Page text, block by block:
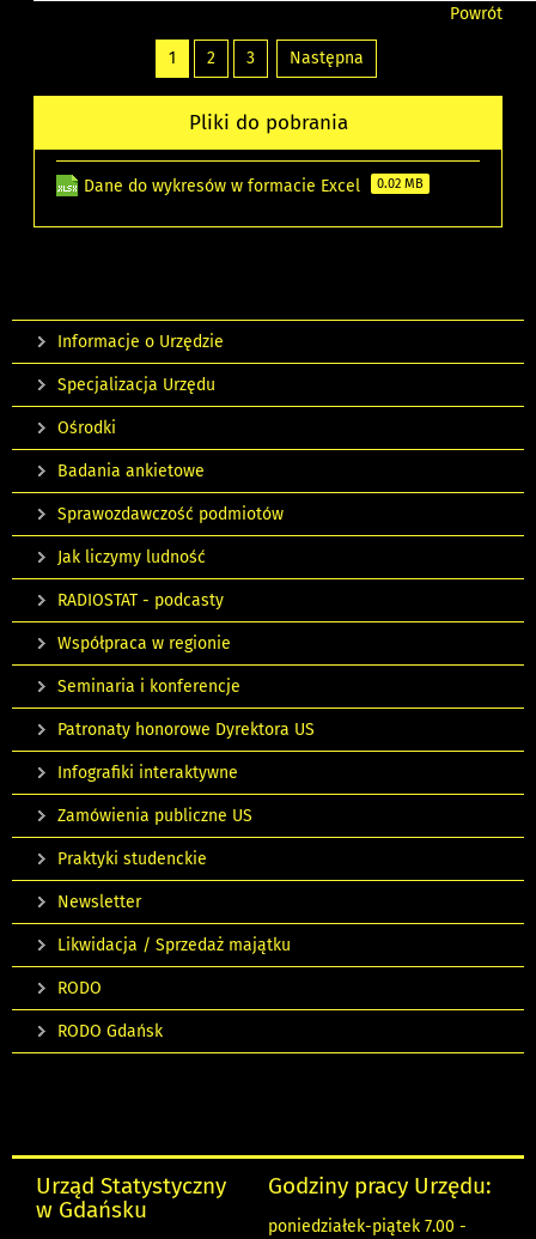
Powrót
1 2 3 Następna
Pliki do pobrania
Dane do wykresów w formacie Excel 0.02 MB
Informacje o Urzędzie
Specjalizacja Urzędu
Ośrodki
Badania ankietowe
Sprawozdawczość podmiotów
Jak liczymy ludność
RADIOSTAT - podcasty
Współpraca w regionie
Seminaria i konferencje
Patronaty honorowe Dyrektora US
Infografiki interaktywne
Zamówienia publiczne US
Praktyki studenckie
Newsletter
Likwidacja / Sprzedaż majątku
RODO
RODO Gdańsk
Urząd Statystyczny
w Gdańsku
Godziny pracy Urzędu:
poniedziałek-piątek 7.00 -